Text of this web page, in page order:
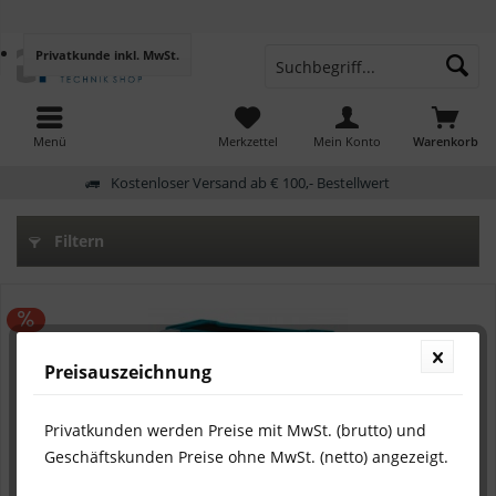
Menü Warenkorb
Merkzettel
Privatkunde inkl. MwSt.
Mein Konto
Kostenloser Versand ab € 100,- Bestellwert
Filtern
Preisauszeichnung
Privatkunden werden Preise mit MwSt. (brutto) und
Geschäftskunden Preise ohne MwSt. (netto) angezeigt.